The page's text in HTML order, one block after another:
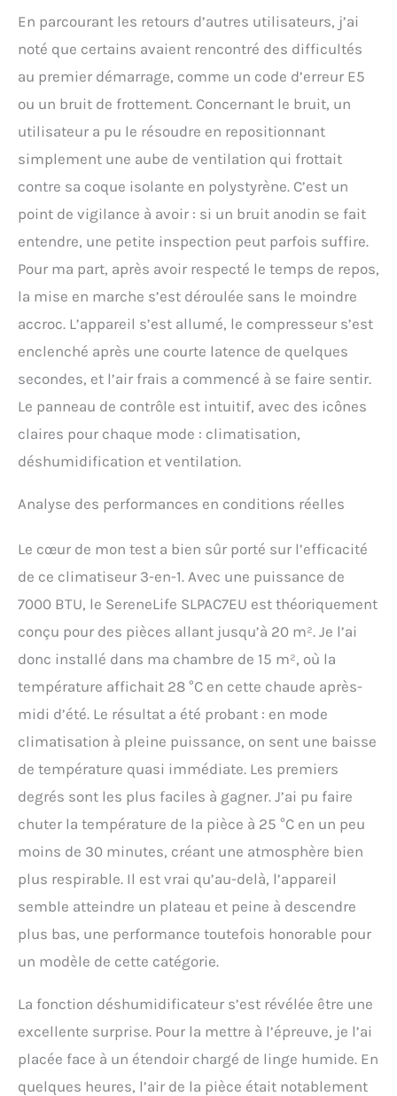
En parcourant les retours d’autres utilisateurs, j’ai
noté que certains avaient rencontré des difficultés
au premier démarrage, comme un code d’erreur E5
ou un bruit de frottement. Concernant le bruit, un
utilisateur a pu le résoudre en repositionnant
simplement une aube de ventilation qui frottait
contre sa coque isolante en polystyrène. C’est un
point de vigilance à avoir : si un bruit anodin se fait
entendre, une petite inspection peut parfois suffire.
Pour ma part, après avoir respecté le temps de repos,
la mise en marche s’est déroulée sans le moindre
accroc. L’appareil s’est allumé, le compresseur s’est
enclenché après une courte latence de quelques
secondes, et l’air frais a commencé à se faire sentir.
Le panneau de contrôle est intuitif, avec des icônes
claires pour chaque mode : climatisation,
déshumidification et ventilation.
Analyse des performances en conditions réelles
Le cœur de mon test a bien sûr porté sur l’efficacité
de ce climatiseur 3-en-1. Avec une puissance de
7000 BTU, le SereneLife SLPAC7EU est théoriquement
conçu pour des pièces allant jusqu’à 20 m². Je l’ai
donc installé dans ma chambre de 15 m², où la
température affichait 28 °C en cette chaude après-
midi d’été. Le résultat a été probant : en mode
climatisation à pleine puissance, on sent une baisse
de température quasi immédiate. Les premiers
degrés sont les plus faciles à gagner. J’ai pu faire
chuter la température de la pièce à 25 °C en un peu
moins de 30 minutes, créant une atmosphère bien
plus respirable. Il est vrai qu’au-delà, l’appareil
semble atteindre un plateau et peine à descendre
plus bas, une performance toutefois honorable pour
un modèle de cette catégorie.
La fonction déshumidificateur s’est révélée être une
excellente surprise. Pour la mettre à l’épreuve, je l’ai
placée face à un étendoir chargé de linge humide. En
quelques heures, l’air de la pièce était notablement